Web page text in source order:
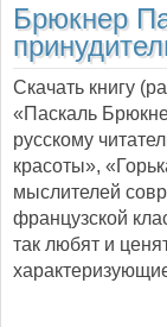
Брюкнер
Скачать книгу
«Паскаль
русскому
красоты»,
мыслителей
французской
так любят и